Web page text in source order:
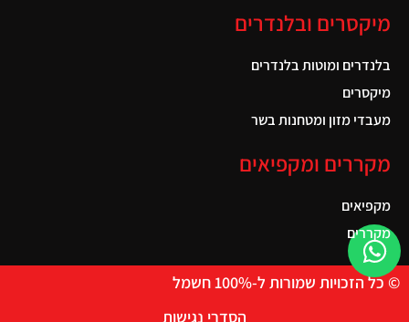
מיקסרים ובלנדרים
בלנדרים ומוטות בלנדרים
מיקסרים
מעבדי מזון ומטחנות בשר
מקררים ומקפיאים
מקפיאים
מקררים
© כל הזכויות שמורות ל-100% חשמל
הסדרי נגישות